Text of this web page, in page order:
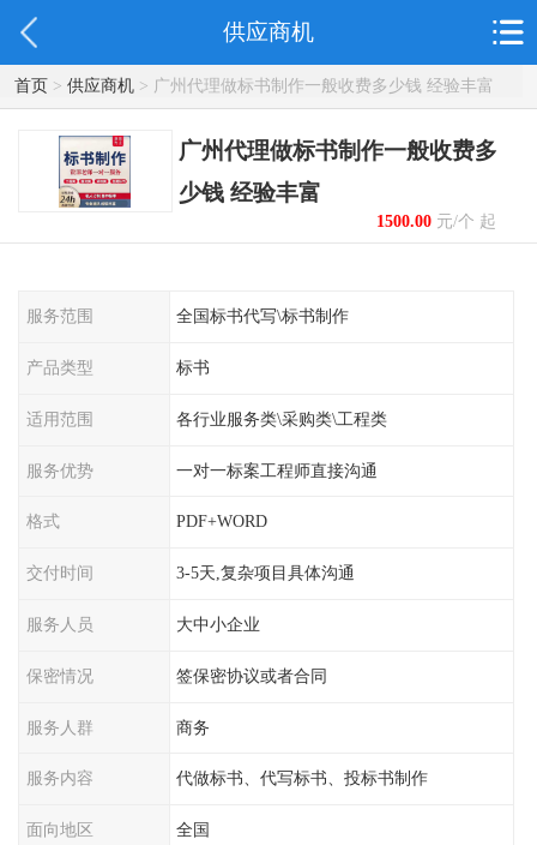
供应商机
首页> 供应商机> 广州代理做标书制作一般收费多少钱 经验丰富
广州代理做标书制作一般收费多
少钱 经验丰富
1500.00元/个 起
服务范围 全国标书代写\标书制作
产品类型 标书
适用范围 各行业服务类\采购类\工程类
服务优势 一对一标案工程师直接沟通
格式 PDF+WORD
交付时间 3-5天,复杂项目具体沟通
服务人员 大中小企业
保密情况 签保密协议或者合同
服务人群 商务
服务内容 代做标书、代写标书、投标书制作
面向地区 全国